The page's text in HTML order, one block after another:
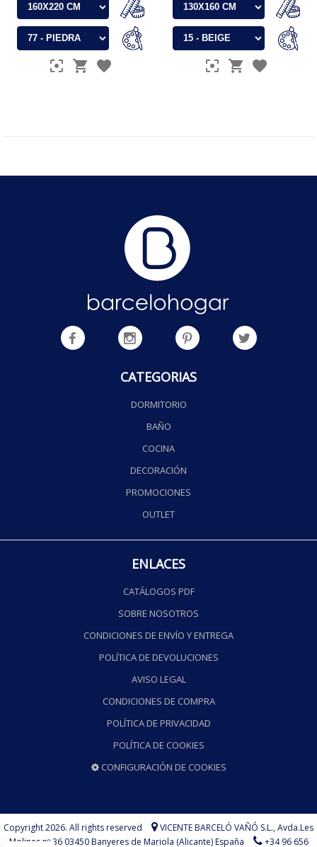
CATEGORIAS
DORMITORIO
BAÑO
COCINA
DECORACIÓN
PROMOCIONES
OUTLET
ENLACES
CATÁLOGOS PDF
SOBRE NOSOTROS
CONDICIONES DE ENVÍO Y ENTREGA
POLÍTICA DE DEVOLUCIONES
AVISO LEGAL
CONDICIONES DE COMPRA
POLÍTICA DE PRIVACIDAD
POLÍTICA DE COOKIES
CONFIGURACIÓN DE COOKIES
Copyright 2026. All rights reserved VICENTE BARCELÓ VAÑÓ S.L.,Avda.Les
Molines nº 36 03450 Banyeres de Mariola (Alicante) España
+34 96 656